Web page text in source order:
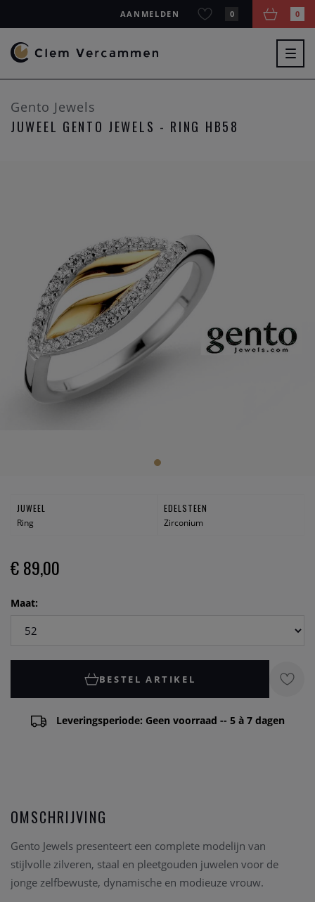
AANMELDEN 0 0
Gento Jewels
JUWEEL GENTO JEWELS - RING HB58
JUWEEL
Ring
EDELSTEEN
Zirconium
€ 89,00
Maat:
BESTEL ARTIKEL
Leveringsperiode: Geen voorraad -- 5 à 7 dagen
OMSCHRIJVING
Gento Jewels presenteert een complete modelijn van
stijlvolle zilveren, staal en pleetgouden juwelen voor de
jonge zelfbewuste, dynamische en modieuze vrouw.